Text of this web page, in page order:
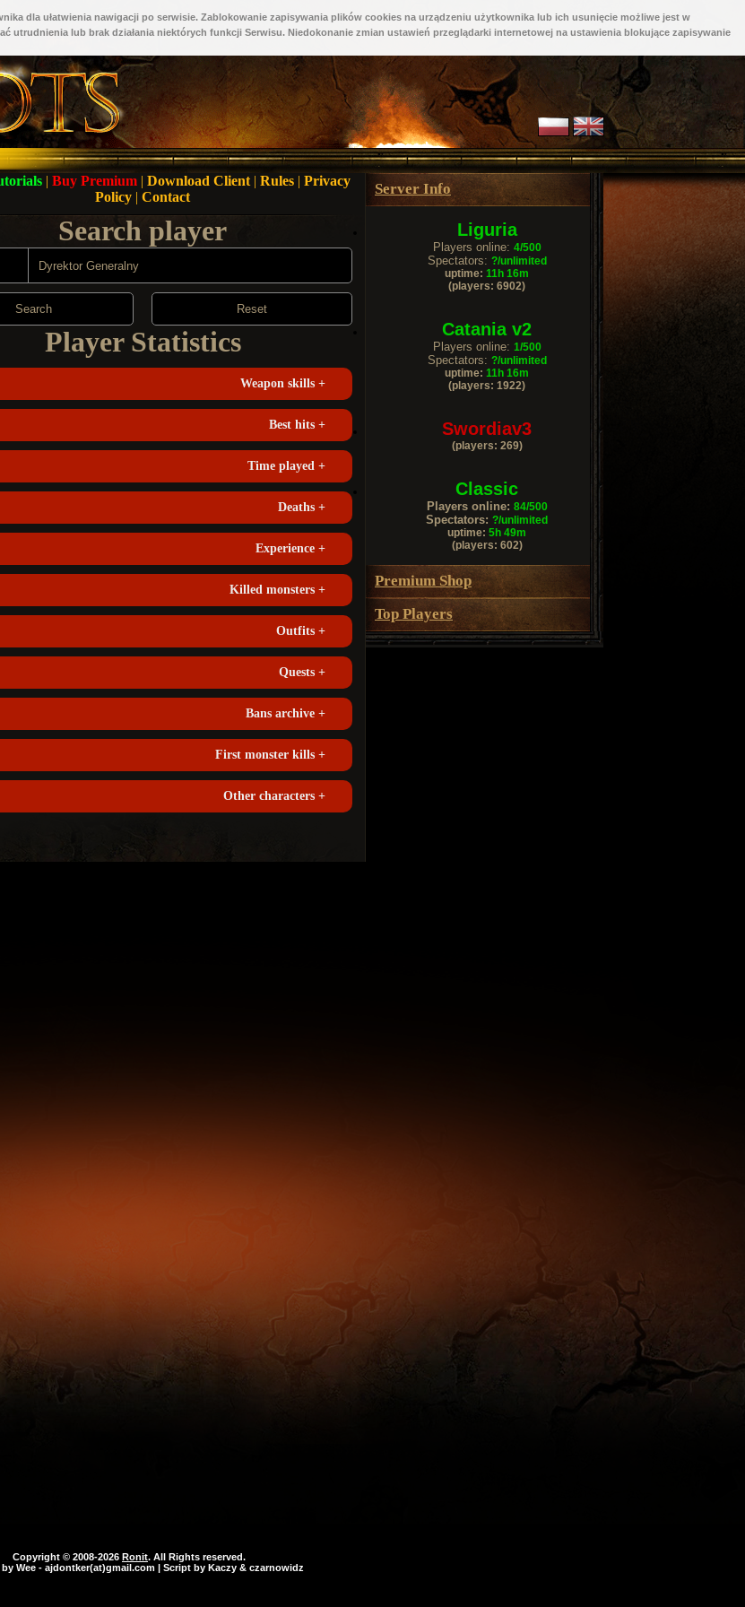
dla ułatwienia nawigacji po serwisie. Zablokowanie zapisywania plików cookies na urządzeniu użytkownika lub ich usunięcie możliwe jest w
lub brak działania niektórych funkcji Serwisu. Niedokonanie zmian ustawień przeglądarki internetowej na ustawienia blokujące zapisywanie
| Buy Premium | Download Client | Rules | Privacy
Policy | Contact
Search player
Search Reset
Player Statistics
Weapon skills +
Best hits +
Time played +
Deaths +
Experience +
Killed monsters +
Outfits +
Quests +
Bans archive +
First monster kills +
Other characters +
Server Info
Liguria
Players online: 4/500
Spectators: ?/unlimited
uptime: 11h 16m
(players: 6902)
Catania v2
Players online: 1/500
Spectators: ?/unlimited
uptime: 11h 16m
(players: 1922)
Swordiav3
(players: 269)
Classic
Players online: 84/500
Spectators: ?/unlimited
uptime: 5h 49m
(players: 602)
Premium Shop
Top Players
Copyright © 2008-2026 Ronit. All Rights reserved.
by Wee - ajdontker(at)gmail.com | Script by Kaczy & czarnowidz